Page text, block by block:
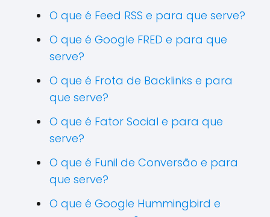
O que é Feed RSS e para que serve?
O que é Google FRED e para que
serve?
O que é Frota de Backlinks e para
que serve?
O que é Fator Social e para que
serve?
O que é Funil de Conversão e para
que serve?
O que é Google Hummingbird e